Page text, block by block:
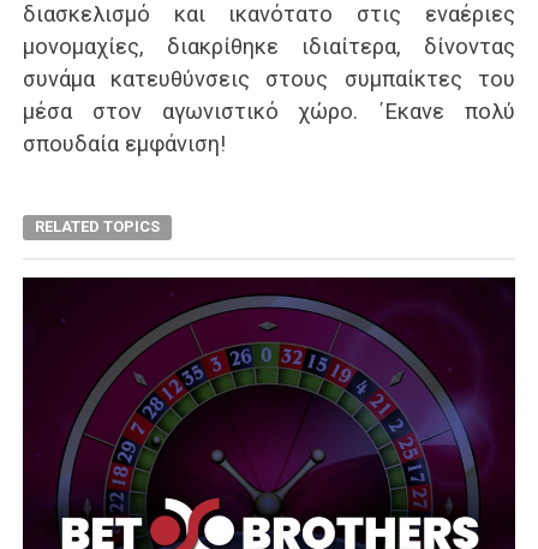
διασκελισμό και ικανότατο στις εναέριες
μονομαχίες, διακρίθηκε ιδιαίτερα, δίνοντας
συνάμα κατευθύνσεις στους συμπαίκτες του
μέσα στον αγωνιστικό χώρο. ΄Εκανε πολύ
σπουδαία εμφάνιση!
RELATED TOPICS